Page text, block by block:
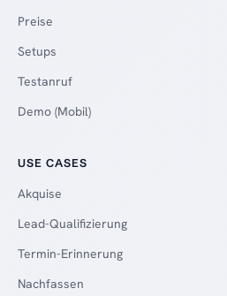
Preise
Setups
Testanruf
Demo (Mobil)
USE CASES
Akquise
Lead-Qualifizierung
Termin-Erinnerung
Nachfassen